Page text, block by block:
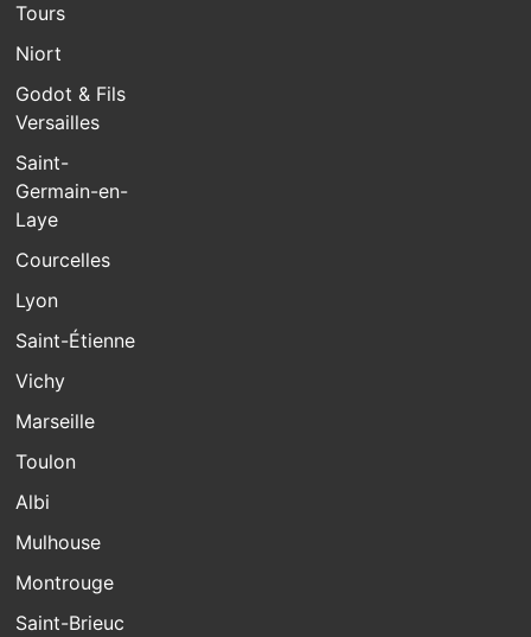
Tours
Niort
Godot & Fils
Versailles
Saint-
Germain-en-
Laye
Courcelles
Lyon
Saint-Étienne
Vichy
Marseille
Toulon
Albi
Mulhouse
Montrouge
Saint-Brieuc